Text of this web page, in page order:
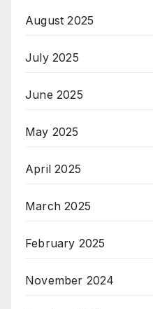
August 2025
July 2025
June 2025
May 2025
April 2025
March 2025
February 2025
November 2024